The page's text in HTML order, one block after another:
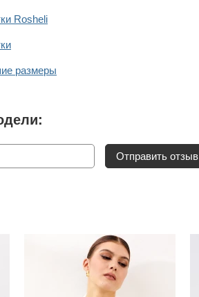
Rosheli
размеры
Отправить отзыв